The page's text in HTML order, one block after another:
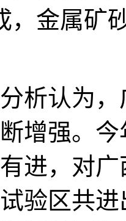
，金属矿
认为，
增强。
进，对
验区共